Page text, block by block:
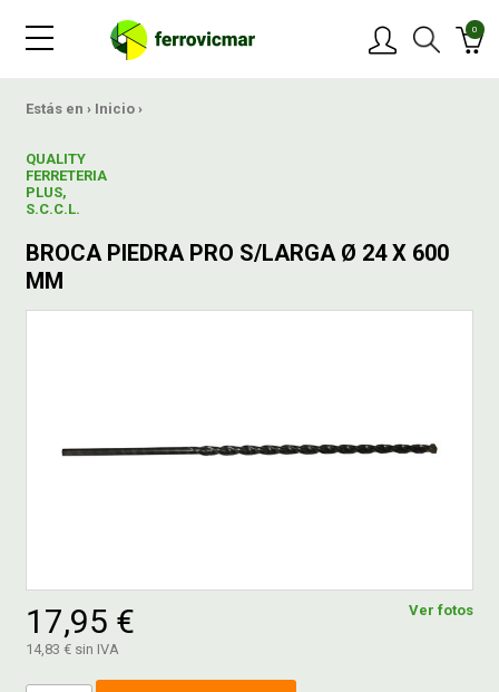
0
Estás en › Inicio ›
QUALITY
FERRETERIA
PLUS,
S.C.C.L.
BROCA PIEDRA PRO S/LARGA Ø 24 X 600
MM
Ver fotos
17,95 €
14,83 € sin IVA
OFERTAS
NOVEDADES
CONTACTAR